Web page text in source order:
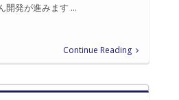
開発が進みます ...
Continue Reading